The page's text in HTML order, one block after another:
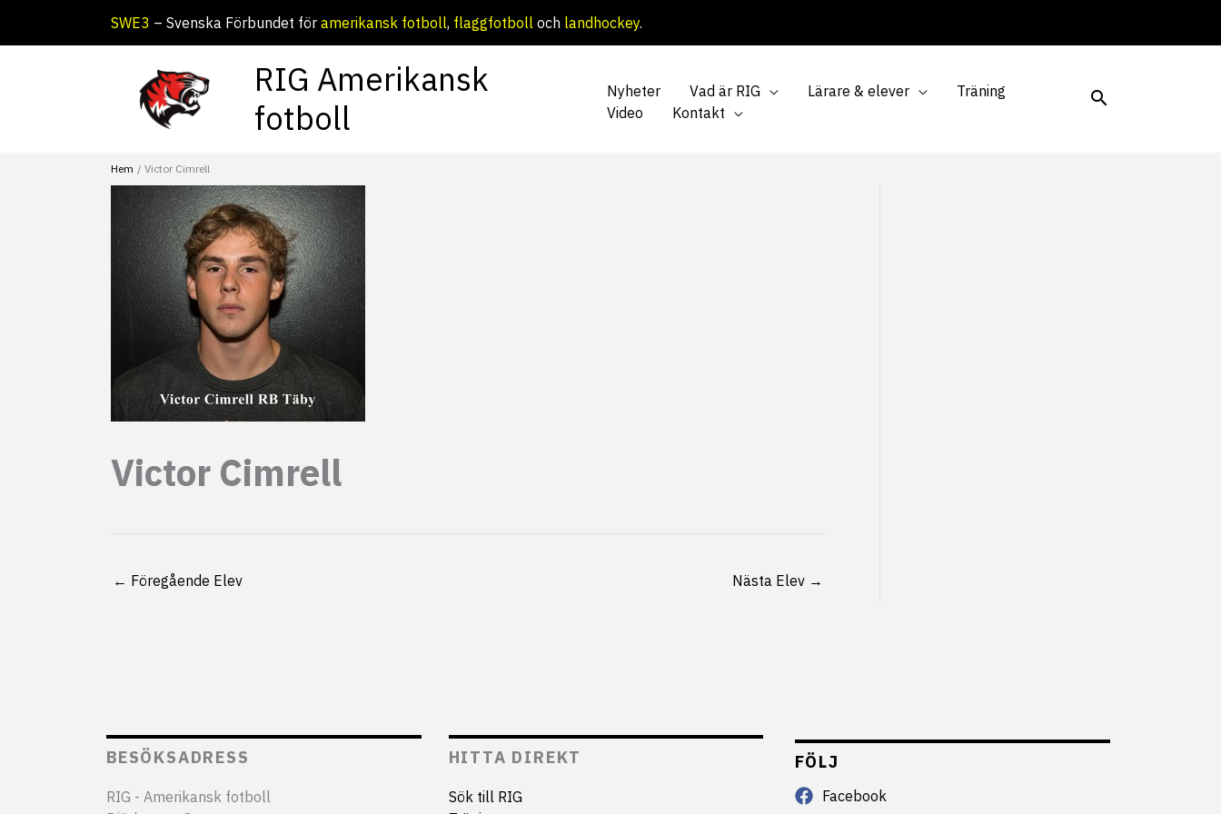
SWE3 – Svenska Förbundet för amerikansk fotboll, flaggfotboll och landhockey.
RIG Amerikansk
fotboll
Nyheter Vad är RIG Lärare & elever
Träning
Video
Kontakt
Hem Victor Cimrell
Victor Cimrell
← Föregående Elev Nästa Elev →
BESÖKSADRESS
RIG - Amerikansk fotboll
HITTA DIREKT
Sök till RIG
FÖLJ
Facebook